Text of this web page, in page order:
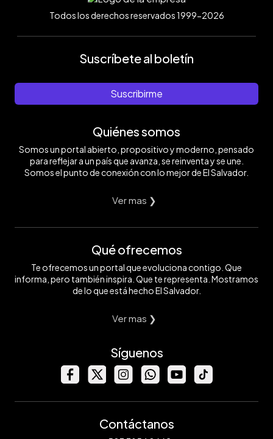
Todos los derechos reservados 1999-2026
Suscríbete al boletín
Suscribirme
Quiénes somos
Somos un portal abierto, propositivo y moderno, pensado
para reflejar a un país que avanza, se reinventa y se une.
Somos el punto de conexión con lo mejor de El Salvador.
Ver mas ❯
Qué ofrecemos
Te ofrecemos un portal que evoluciona contigo. Que
informa, pero también inspira. Que te representa. Mostramos
de lo que está hecho El Salvador.
Ver mas ❯
Síguenos
Contáctanos